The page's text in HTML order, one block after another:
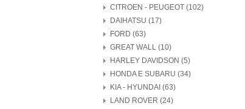
CITROEN - PEUGEOT (102)
DAIHATSU (17)
FORD (63)
GREAT WALL (10)
HARLEY DAVIDSON (5)
HONDA E SUBARU (34)
KIA - HYUNDAI (63)
LAND ROVER (24)